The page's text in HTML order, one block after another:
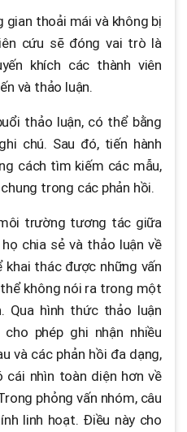
gian thoải mái và không bị
cứu sẽ đóng vai trò là
khích các thành viên
và thảo luận.
thảo luận, có thể bằng
chú. Sau đó, tiến hành
cách tìm kiếm các mẫu,
trong các phản hồi.
trường tương tác giữa
chia sẻ và thảo luận về
thác được những vấn
không nói ra trong một
Qua hình thức thảo luận
phép ghi nhận nhiều
và các phản hồi đa dạng,
cái nhìn toàn diện hơn về
phỏng vấn nhóm, câu
linh hoạt. Điều này cho